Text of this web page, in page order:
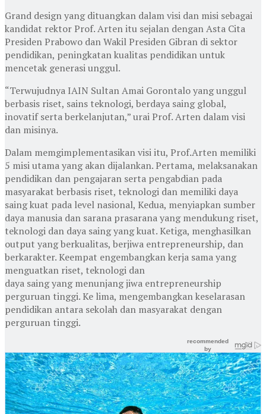
Grand design yang dituangkan dalam visi dan misi sebagai
kandidat rektor Prof. Arten itu sejalan dengan Asta Cita
Presiden Prabowo dan Wakil Presiden Gibran di sektor
pendidikan, peningkatan kualitas pendidikan untuk
mencetak generasi unggul.
“Terwujudnya IAIN Sultan Amai Gorontalo yang unggul
berbasis riset, sains teknologi, berdaya saing global,
inovatif serta berkelanjutan,” urai Prof. Arten dalam visi
dan misinya.
Dalam memgimplementasikan visi itu, Prof.Arten memiliki
5 misi utama yang akan dijalankan. Pertama, melaksanakan
pendidikan dan pengajaran serta pengabdian pada
masyarakat berbasis riset, teknologi dan memiliki daya
saing kuat pada level nasional, Kedua, menyiapkan sumber
daya manusia dan sarana prasarana yang mendukung riset,
teknologi dan daya saing yang kuat. Ketiga, menghasilkan
output yang berkualitas, berjiwa entrepreneurship, dan
berkarakter. Keempat engembangkan kerja sama yang
menguatkan riset, teknologi dan
daya saing yang menunjang jiwa entrepreneurship
perguruan tinggi. Ke lima, mengembangkan keselarasan
pendidikan antara sekolah dan masyarakat dengan
perguruan tinggi.